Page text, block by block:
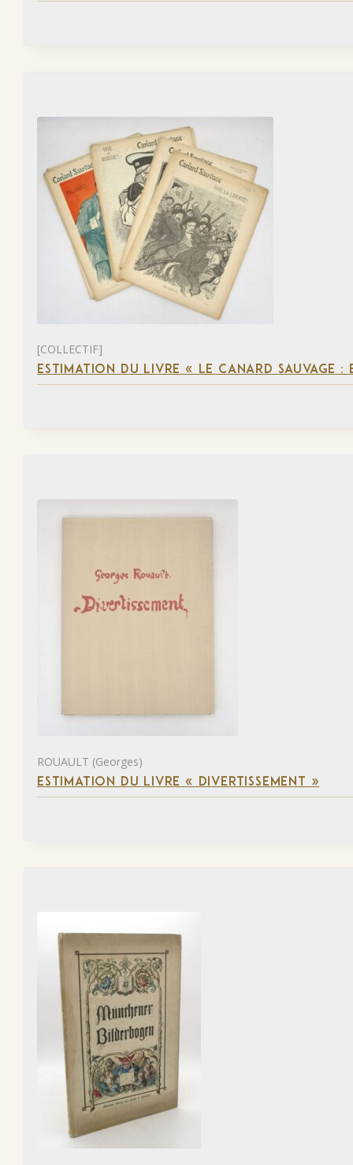
[COLLECTIF]
ESTIMATION DU LIVRE « LE CANARD SAUVAGE :
ROUAULT (Georges)
ESTIMATION DU LIVRE « DIVERTISSEMENT »